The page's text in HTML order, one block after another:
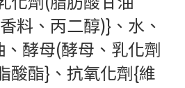
料、丙二醇)}、水、
酵母(酵母、乳化劑
酸酯}、抗氧化劑{維